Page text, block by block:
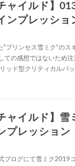
ャイルド】
ンプレッショ
プリンセス雪ミク”のス
ての感想ではないため注
ッド型クリティカルバ
ャイルド】雪
プレッション
ブログにて雪ミク2019